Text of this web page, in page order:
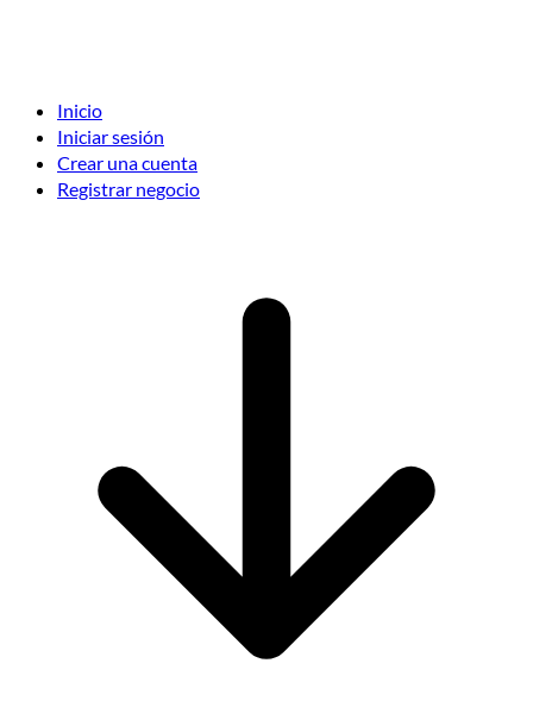
Inicio
Iniciar sesión
Crear una cuenta
Registrar negocio